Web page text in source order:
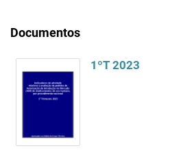
Documentos
1ºT 2023